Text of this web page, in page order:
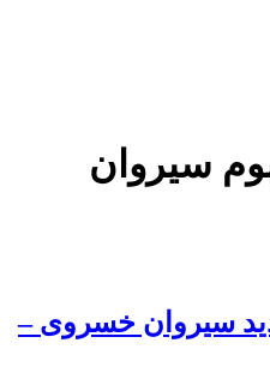
سیروان
سیروان خسروی –